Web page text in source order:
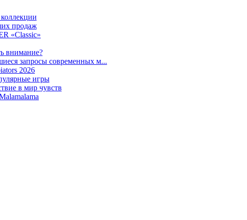
продаж
«Classic»
внимание?
запросы современных м...
2026
игры
в мир чувств